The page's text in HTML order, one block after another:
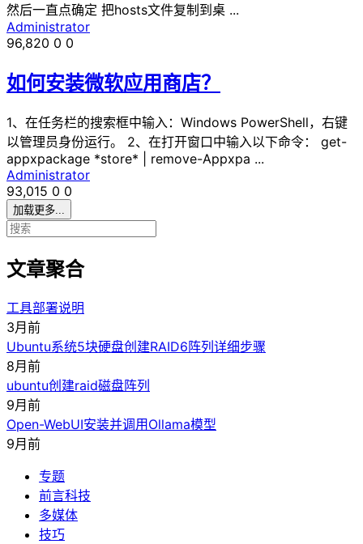
然后一直点确定 把hosts文件复制到桌 ...
Administrator
96,820 0 0
如何安装微软应用商店？
1、在任务栏的搜索框中输入：Windows PowerShell，右键
以管理员身份运行。 2、在打开窗口中输入以下命令： get-
appxpackage *store* | remove-Appxpa ...
Administrator
93,015 0 0
加载更多...
文章聚合
工具部署说明
3月前
Ubuntu系统5块硬盘创建RAID6阵列详细步骤
8月前
ubuntu创建raid磁盘阵列
9月前
Open-WebUI安装并调用Ollama模型
9月前
专题
前言科技
多媒体
技巧